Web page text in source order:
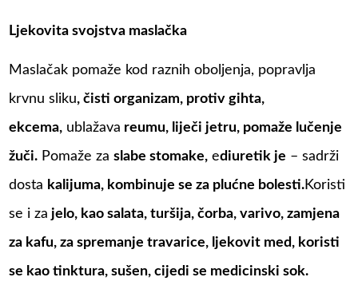
Ljekovita svojstva maslačka
Maslačak pomaže kod raznih oboljenja, popravlja
krvnu sliku, čisti organizam, protiv gihta,
ekcema, ublažava reumu, liječi jetru, pomaže lučenje
žuči. Pomaže zaslabe stomake, ediuretik je – sadrži
dosta kalijuma, kombinuje se za plućne bolesti.Koristi
se i za jelo, kao salata, turšija, čorba, varivo, zamjena
za kafu, za spremanje travarice, ljekovit med, koristi
se kao tinktura, sušen, cijedi se medicinski sok.